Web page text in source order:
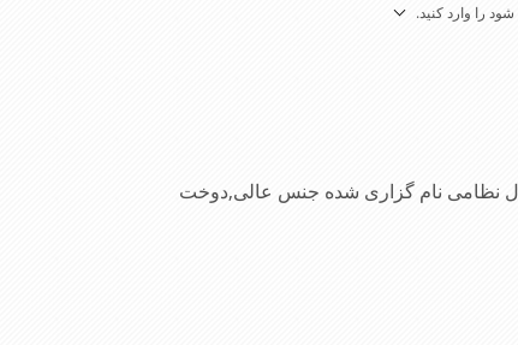
را وارد کنید.
مدل نظامی نام گزاری شده جنس عالی,دوخت